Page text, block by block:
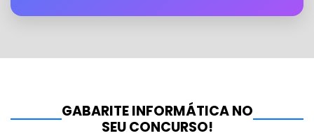
GABARITE INFORMÁTICA NO
SEU CONCURSO!